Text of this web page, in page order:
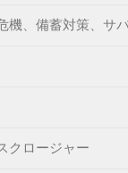
機、備蓄対策、サ
クロージャー